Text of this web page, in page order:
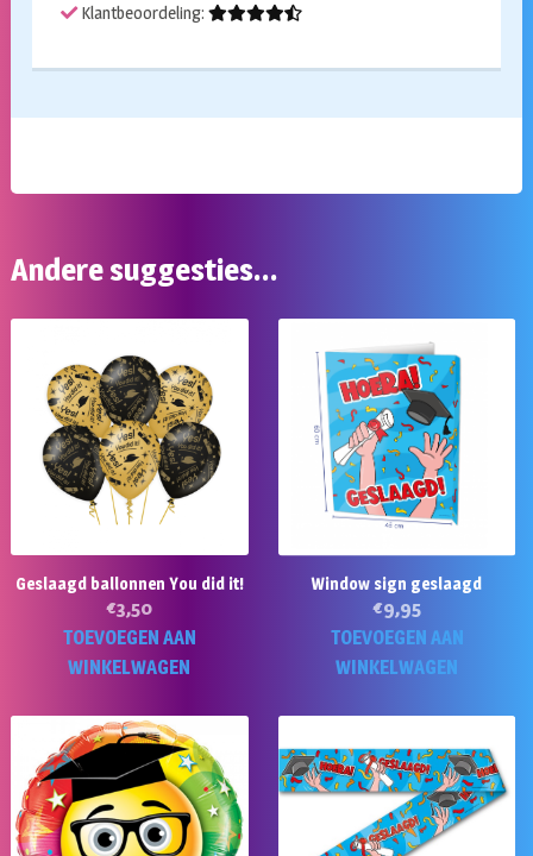
Klantbeoordeling:
Andere suggesties…
Geslaagd ballonnen You did it!
€3,50
TOEVOEGEN AAN
WINKELWAGEN
Window sign geslaagd
€9,95
TOEVOEGEN AAN
WINKELWAGEN